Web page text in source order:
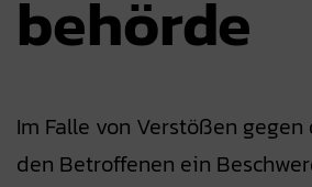
behörde
Im Falle von Verstößen gegen
den Betroffenen ein